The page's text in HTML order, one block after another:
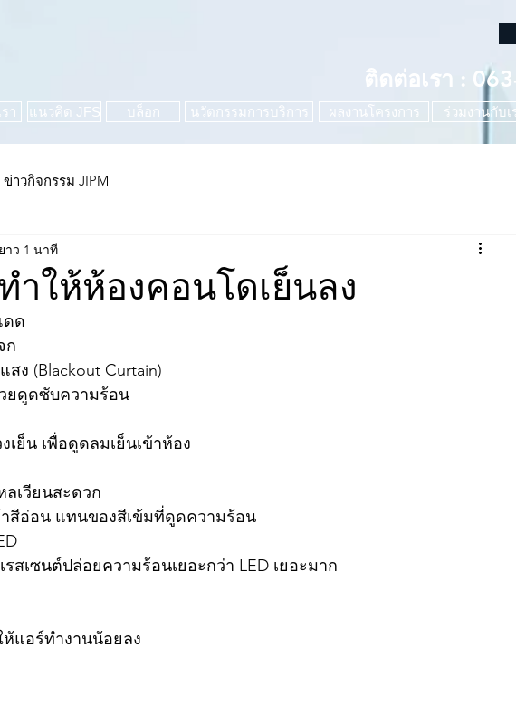
ติดต่อเรา :
า แนวคิด JFS บล็อก นวัตกรรมการบริการ ผลงานโครงการ ร่วมงานกับเ
ข่าวกิจกรรม JIPM
ำให้ห้องคอนโดเย็นลง
ยาว 1 นาที
ดด
ก
ง (Blackout Curtain)
ยดูดซับความร้อน
ย็น เพื่อดูดลมเย็นเข้าห้อง
ลเวียนสะดวก
าสีอ่อน แทนของสีเข้มที่ดูดความร้อน
สเซนต์ปล่อยความร้อนเยอะกว่า LED เยอะมาก
แอร์ทำงานน้อยลง